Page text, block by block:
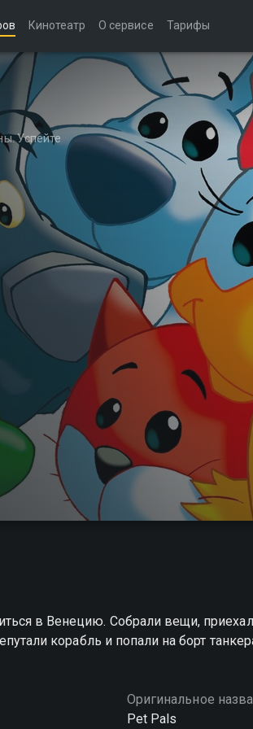
Кинотеатр О сервисе Тарифы
Успейте
в Венецию. Собрали вещи,
корабль и попали на борт
Оригинальное
Pet Pals